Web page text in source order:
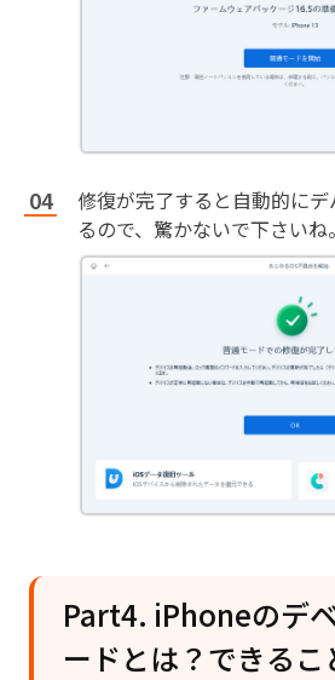
修復が完了すると自動的に
るので、驚かないで下さいね。
Part4. iPhoneのデ
ードとは？できるこ